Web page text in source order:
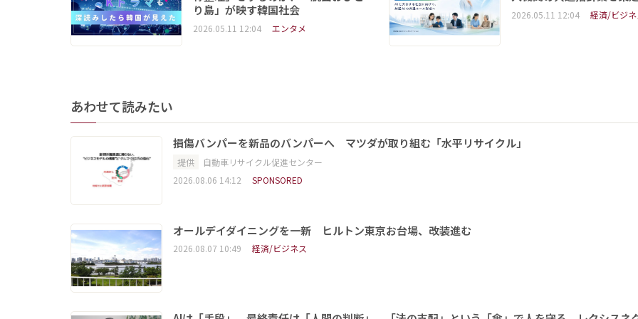
り島」が映す韓国社会
2026.05.11 12:04 エンタメ
2026.05.11 12:04 経済/ビジネ
あわせて読みたい
損傷バンパーを新品のバンパーへ マツダが取り組む「水平リサイクル」
提供
自動車リサイクル促進センター
2026.08.06 14:12
SPONSORED
オールデイダイニングを一新 ヒルトン東京お台場、改装進む
2026.08.07 10:49 経済/ビジネス